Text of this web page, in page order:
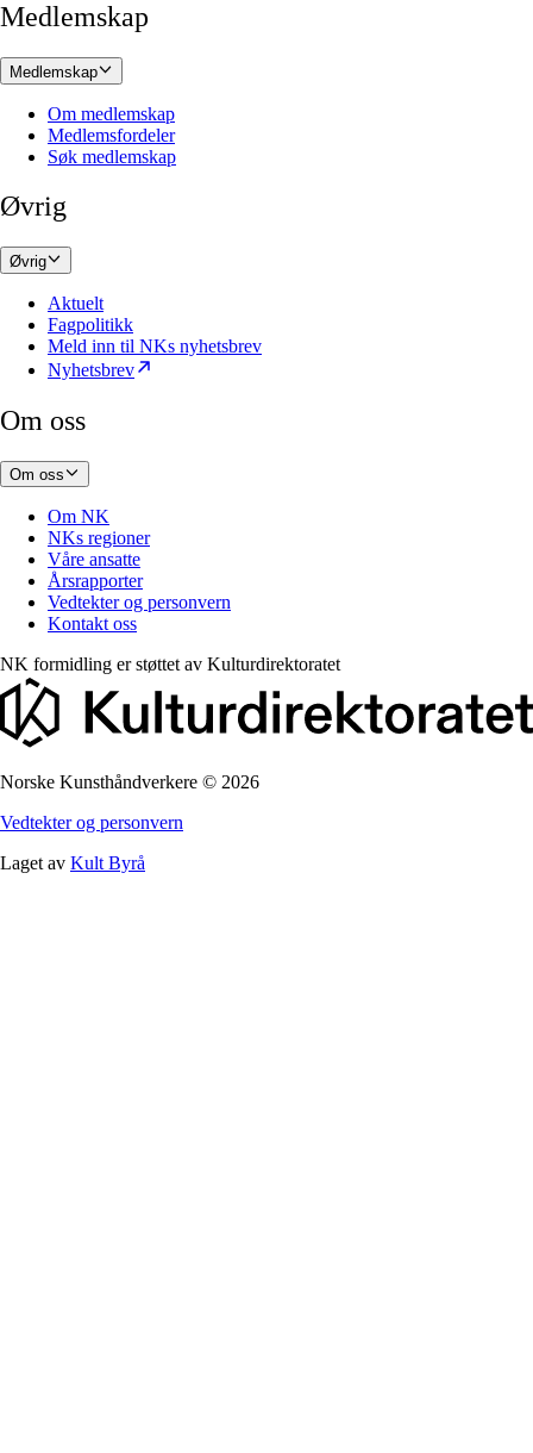
Medlemskap
Medlemskap
Om medlemskap
Medlemsfordeler
Søk medlemskap
Øvrig
Øvrig
Aktuelt
Fagpolitikk
Meld inn til NKs nyhetsbrev
Nyhetsbrev
Om oss
Om oss
Om NK
NKs regioner
Våre ansatte
Årsrapporter
Vedtekter og personvern
Kontakt oss
NK formidling er støttet av Kulturdirektoratet
Norske Kunsthåndverkere © 2026
Vedtekter og personvern
Laget av Kult Byrå